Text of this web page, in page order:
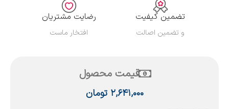
تضمین کیفیت
و تضمین اصالت
رضایت مشتریان
افتخار ماست
قیمت محصول
۲,۶۴۱,۰۰۰ تومان